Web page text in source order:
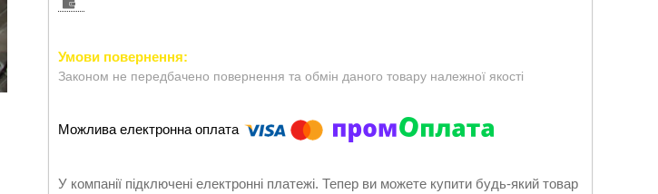
Законом не передбачено повернення та обмін даного товару належної якості
У компанії підключені електронні платежі. Тепер ви можете купити будь-який товар